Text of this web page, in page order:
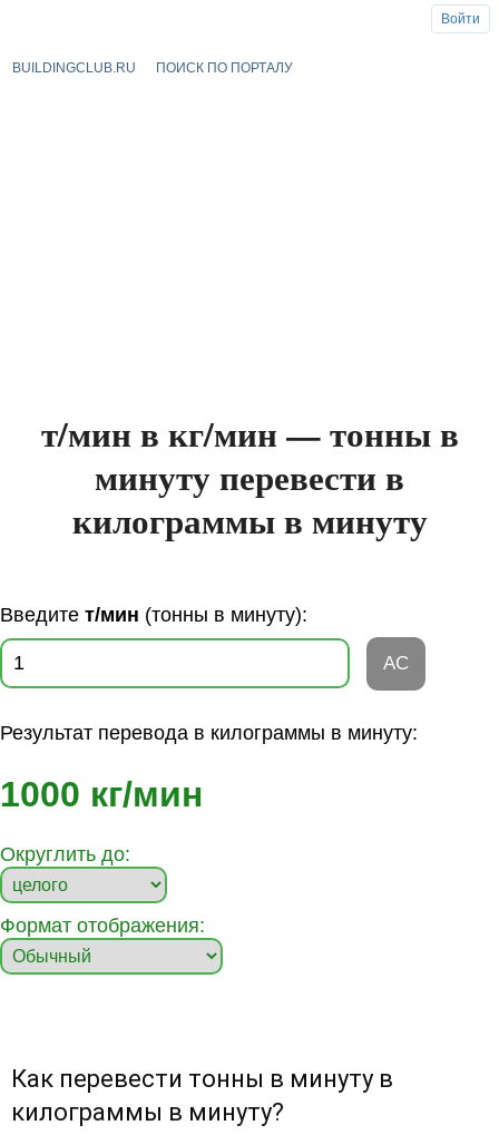
BUILDINGCLUB.RU ПОИСК ПО ПОРТАЛУ
т/мин в кг/мин — тонны в
минуту перевести в
килограммы в минуту
Введите т/мин (тонны в минуту):
AC
Результат перевода в килограммы в минуту:
1000 кг/мин
Округлить до:
Формат отображения:
Как перевести тонны в минуту в
килограммы в минуту?
Войти